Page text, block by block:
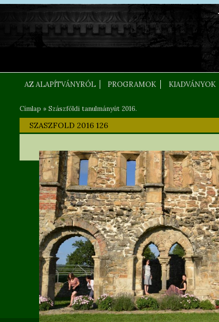
Ugrás a tartalomra
FEJLEC SZOVEG
AZ ALAPÍTVÁNYRÓL PROGRAMOK KIADVÁNYOK
Jelenlegi hely
Címlap » Szászföldi tanulmányút 2016.
SZASZFOLD 2016 126